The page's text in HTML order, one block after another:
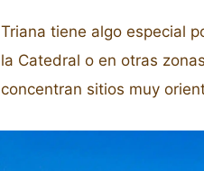
Triana tiene algo especial
la Catedral o en otras
concentran sitios muy